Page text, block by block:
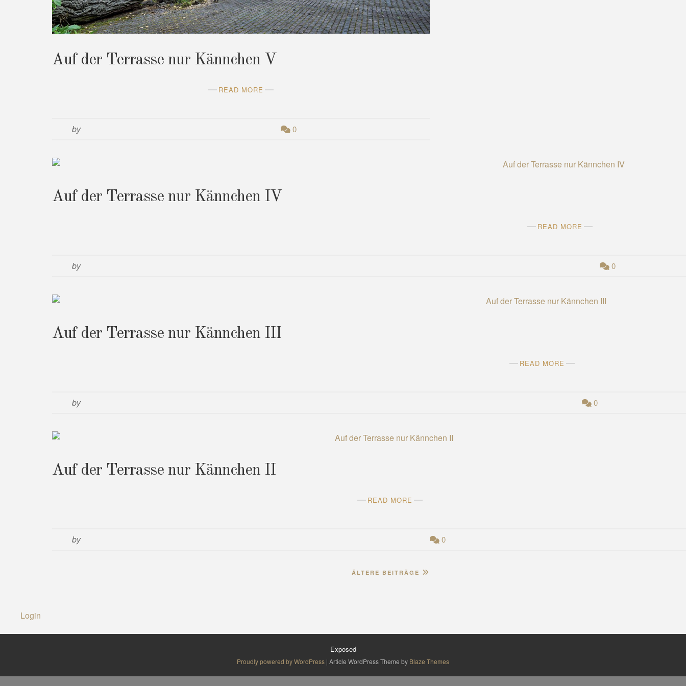
Auf der Terrasse nur Kännchen V
READ MORE
by 0
Auf der Terrasse nur Kännchen IV
READ MORE
by 0
Auf der Terrasse nur Kännchen III
READ MORE
by 0
Auf der Terrasse nur Kännchen II
READ MORE
by 0
ÄLTERE BEITRÄGE
Login
Exposed
Proudly powered by WordPress | Article WordPress Theme by Blaze Themes